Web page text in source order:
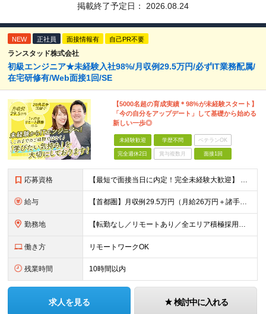
掲載終了予定日： 2026.08.24
NEW 正社員 面接情報有 自己PR不要
ランスタッド株式会社
初級エンジニア★未経験入社98%/月収例29.5万円/必ずIT業務配属/
在宅研修有/Web面接1回/SE
【5000名超の育成実績＊98%が未経験スタート】
「今の自分をアップデート」して基礎から始める
新しい一歩◎
未経験歓迎 学歴不問 ベテランOK
完全週休2日 賞与複数月 面接1回
応募資格 【最短で面接当日に内定！完全未経験大歓迎】 ・業種／職種未経験歓迎 ・社会人デビュー、第二新卒、既卒者大歓迎 ・学歴不問（文系、理系不問） ・20代～30代、男女問わず活躍中 ・服装、髪色自由 ・明確
給与 【首都圏】月収例29.5万円（月給26万円＋諸手当） 【東海・関西】月収例28.5万円（月給25万円＋諸手当） 【九州】月収例26万円（月給23万円＋諸手当） ※経験・スキル・前職給与を踏まえ、総合
勤務地 【転勤なし／リモートあり／全エリア積極採用】 ・大手企業のプロジェクト中心 ・勤務エリアや配属先は希望を考慮 ・研修はリモートメインで実施 ・UIターン歓迎 ＜主なエリア＞ ■首都圏…東京・神奈川・
働き方 リモートワークOK
残業時間 10時間以内
求人を見る 検討中に入れる